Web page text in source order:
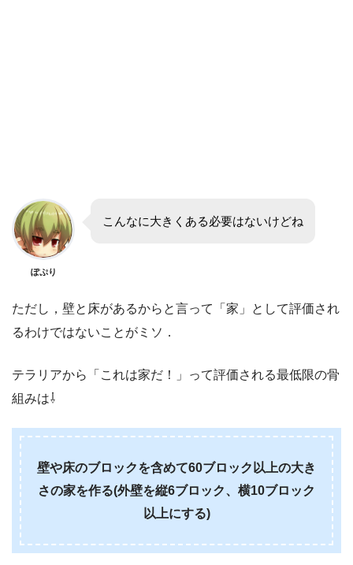
ぽぷり
こんなに大きくある必要はないけどね
ただし，壁と床があるからと言って「家」として評価され
るわけではないことがミソ．
テラリアから「これは家だ！」って評価される最低限の骨
組みは⇩
壁や床のブロックを含めて60ブロック以上の大き
さの家を作る(外壁を縦6ブロック、横10ブロック
以上にする)